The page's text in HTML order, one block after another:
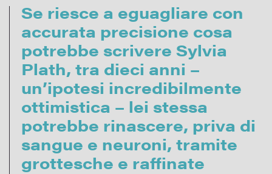
Se riesce a eguagliare con
accurata precisione cosa
potrebbe scrivere Sylvia
Plath, tra dieci anni –
un’ipotesi incredibilmente
ottimistica – lei stessa
potrebbe rinascere, priva di
sangue e neuroni, tramite
grottesche e raffinate